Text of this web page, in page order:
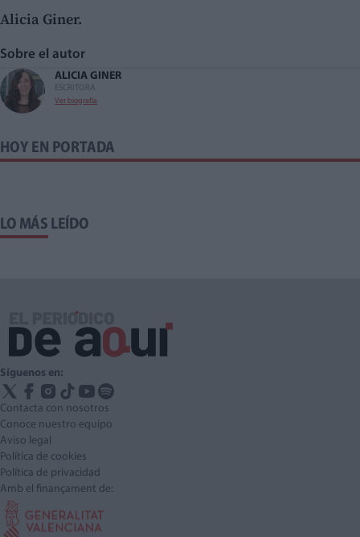
Alicia Giner.
Sobre el autor
ALICIA GINER
ESCRITORA
Ver biografía
HOY EN PORTADA
LO MÁS LEÍDO
Síguenos en:
Contacta con nosotros
Conoce nuestro equipo
Aviso legal
Política de cookies
Política de privacidad
Amb el finançament de: